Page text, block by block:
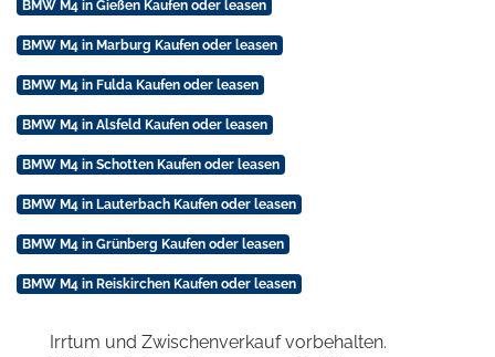
BMW M4 in Gießen Kaufen oder leasen
BMW M4 in Marburg Kaufen oder leasen
BMW M4 in Fulda Kaufen oder leasen
BMW M4 in Alsfeld Kaufen oder leasen
BMW M4 in Schotten Kaufen oder leasen
BMW M4 in Lauterbach Kaufen oder leasen
BMW M4 in Grünberg Kaufen oder leasen
BMW M4 in Reiskirchen Kaufen oder leasen
Irrtum und Zwischenverkauf vorbehalten.